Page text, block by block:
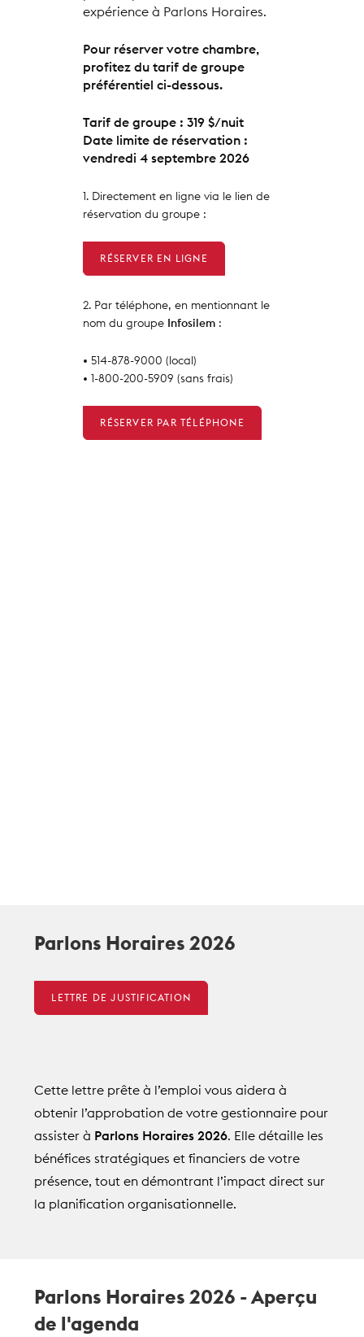
expérience à Parlons Horaires.
Pour réserver votre chambre,
profitez du tarif de groupe
préférentiel ci-dessous.
Tarif de groupe : 319 $/nuit
Date limite de réservation :
vendredi 4 septembre 2026
1. Directement en ligne via le lien de
réservation du groupe :
RÉSERVER EN LIGNE
2. Par téléphone, en mentionnant le
nom du groupe Infosilem :
• 514-878-9000 (local)
• 1-800-200-5909 (sans frais)
RÉSERVER PAR TÉLÉPHONE
Parlons Horaires 2026
LETTRE DE JUSTIFICATION
Cette lettre prête à l’emploi vous aidera à
obtenir l’approbation de votre gestionnaire pour
assister à Parlons Horaires 2026. Elle détaille les
bénéfices stratégiques et financiers de votre
présence, tout en démontrant l’impact direct sur
la planification organisationnelle.
Parlons Horaires 2026 - Aperçu
de l'agenda